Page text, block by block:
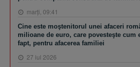
marţi, 09:41
Cine este moştenitorul unei afaceri
milioane de euro, care povesteşte cum
fapt, pentru afacerea familiei
27 iul 2026